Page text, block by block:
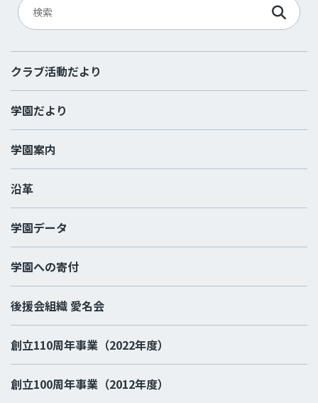
クラブ活動だより
学園だより
学園案内
沿革
学園データ
学園への寄付
後援会組織 愛名会
創立110周年事業（2022年度）
創立100周年事業（2012年度）